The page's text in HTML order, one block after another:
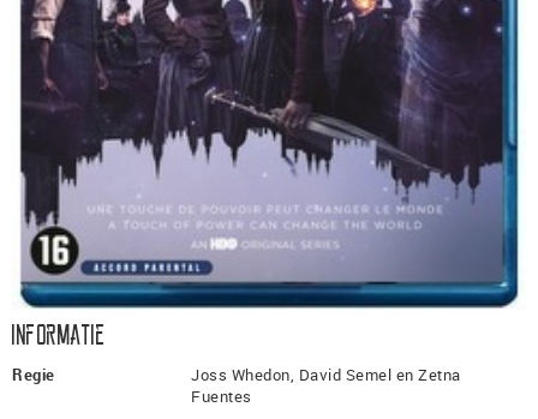
Informatie
Regie
Joss Whedon, David Semel en Zetna
Fuentes